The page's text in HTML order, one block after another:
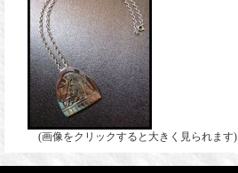
(画像をクリックすると大きく見られます)